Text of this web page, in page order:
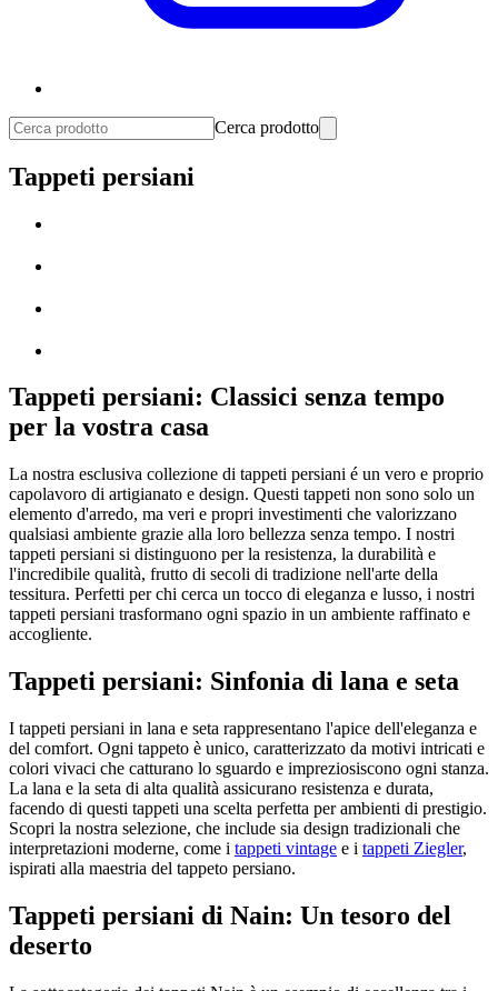
Cerca prodotto
Tappeti persiani
Tappeti persiani: Classici senza tempo
per la vostra casa
La nostra esclusiva collezione di tappeti persiani é un vero e proprio
capolavoro di artigianato e design. Questi tappeti non sono solo un
elemento d'arredo, ma veri e propri investimenti che valorizzano
qualsiasi ambiente grazie alla loro bellezza senza tempo. I nostri
tappeti persiani si distinguono per la resistenza, la durabilità e
l'incredibile qualità, frutto di secoli di tradizione nell'arte della
tessitura. Perfetti per chi cerca un tocco di eleganza e lusso, i nostri
tappeti persiani trasformano ogni spazio in un ambiente raffinato e
accogliente.
Tappeti persiani: Sinfonia di lana e seta
I tappeti persiani in lana e seta rappresentano l'apice dell'eleganza e
del comfort. Ogni tappeto è unico, caratterizzato da motivi intricati e
colori vivaci che catturano lo sguardo e impreziosiscono ogni stanza.
La lana e la seta di alta qualità assicurano resistenza e durata,
facendo di questi tappeti una scelta perfetta per ambienti di prestigio.
Scopri la nostra selezione, che include sia design tradizionali che
interpretazioni moderne, come i tappeti vintage e i tappeti Ziegler,
ispirati alla maestria del tappeto persiano.
Tappeti persiani di Nain: Un tesoro del
deserto